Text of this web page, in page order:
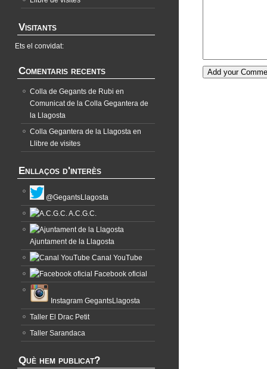
Visitants
Ets el convidat:
Comentaris recents
Colla de Gegants de Rubi en
Comunicat de la Colla Gegantera de
la Llagosta
Colla Gegantera de la Llagosta en
Llibre de visites
Enllaços d'interès
@GegantsLlagosta
A.C.G.C.
Ajuntament de la Llagosta
Canal YouTube
Facebook oficial
Instagram GegantsLlagosta
Taller El Drac Petit
Taller Sarandaca
Què hem publicat?